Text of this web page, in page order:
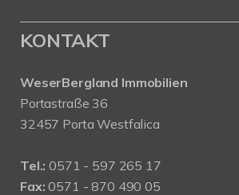
KONTAKT
WeserBergland Immobilien
Portastraße 36
32457 Porta Westfalica
Tel.: 0571 - 597 265 17
Fax: 0571 - 870 490 05